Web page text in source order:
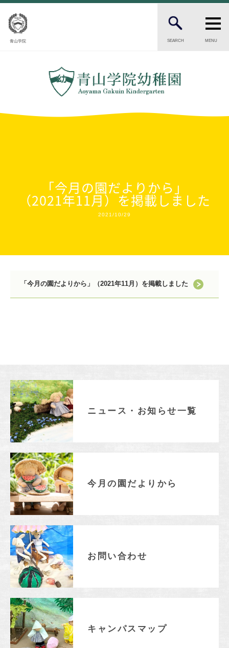
青山学院 SEARCH MENU
在園生・卒園生の保護者の方へ
CANDIDATES
園児数・教職員数
遊びを中心とした保育
保護者と園
一年の流れ
一日の流れ
施設・設備紹介
安全・安心できる生活への取り組み
入園のご案内
入園テストについて
入園説明会
よくあるご質問
INFORMATION
総合案内
ニュース・お知らせ一覧
お問い合わせ
キャンパスマップ
アクセスマップ
緊急・災害時の対応
「今月の園だよりから」
（2021年11月）を掲載しました
2021/10/29
「今月の園だよりから」（2021年11月）を掲載しました
ニュース・お知らせ一覧
今月の園だよりから
お問い合わせ
キャンパスマップ